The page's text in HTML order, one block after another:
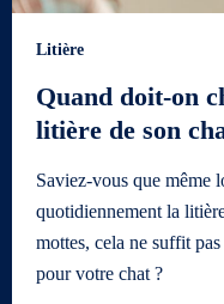
Litière
Quand doit-on
litière de son
Saviez-vous que même
quotidiennement la
mottes, cela ne suffit
pour votre chat ?